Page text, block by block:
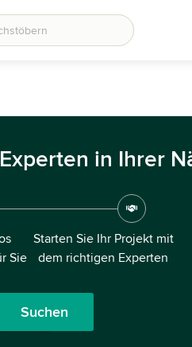
in Ihrer
Sie
Starten Sie Ihr Projekt mit
dem richtigen Experten
Suchen